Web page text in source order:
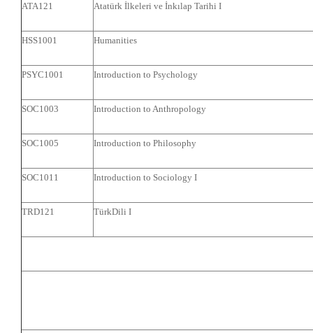
ATA121 Atatürk İlkeleri ve İnkılap Tarihi I
HSS1001 Humanities
PSYC1001 Introduction to Psychology
SOC1003 Introduction to Anthropology
SOC1005 Introduction to Philosophy
SOC1011 Introduction to Sociology I
TRD121 TürkDili I